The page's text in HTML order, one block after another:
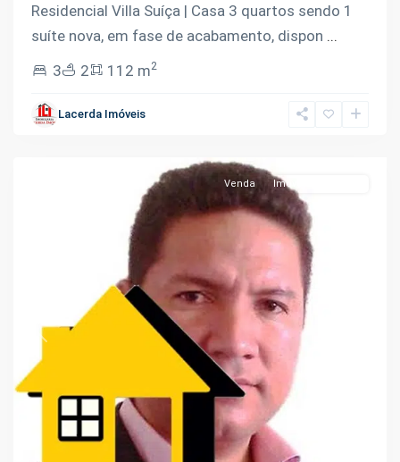
Residencial Villa Suíça | Casa 3 quartos sendo 1
suíte nova, em fase de acabamento, dispon ...
3
2 112 m2
Lacerda Imóveis
Previous
Venda Imóveis Em Obras